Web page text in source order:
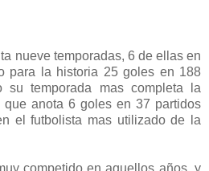
nueve temporadas, 6 de ellas en
para la historia 25 goles en 188
su temporada mas completa la
anota 6 goles en 37 partidos
el futbolista mas utilizado de la